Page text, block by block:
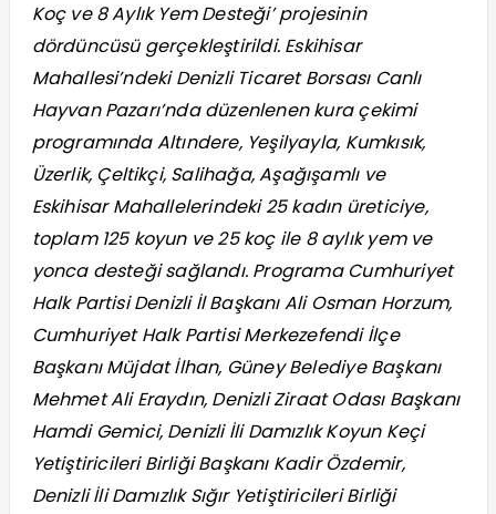
Koç ve 8 Aylık Yem Desteği’ projesinin
dördüncüsü gerçekleştirildi. Eskihisar
Mahallesi’ndeki Denizli Ticaret Borsası Canlı
Hayvan Pazarı’nda düzenlenen kura çekimi
programında Altındere, Yeşilyayla, Kumkısık,
Üzerlik, Çeltikçi, Salihağa, Aşağışamlı ve
Eskihisar Mahallelerindeki 25 kadın üreticiye,
toplam 125 koyun ve 25 koç ile 8 aylık yem ve
yonca desteği sağlandı. Programa Cumhuriyet
Halk Partisi Denizli İl Başkanı Ali Osman Horzum,
Cumhuriyet Halk Partisi Merkezefendi İlçe
Başkanı Müjdat İlhan, Güney Belediye Başkanı
Mehmet Ali Eraydın, Denizli Ziraat Odası Başkanı
Hamdi Gemici, Denizli İli Damızlık Koyun Keçi
Yetiştiricileri Birliği Başkanı Kadir Özdemir,
Denizli İli Damızlık Sığır Yetiştiricileri Birliği